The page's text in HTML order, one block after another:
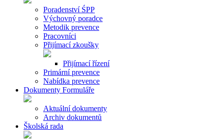
Poradenství ŚPP
Výchovný poradce
Metodik prevence
Pracovníci
Přijímací zkoušky
Přijímací řízení
Primární prevence
Nabídka prevence
Dokumenty Formuláře
Aktuální dokumenty
Archiv dokumentů
Školská rada